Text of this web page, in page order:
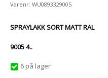
Varenr: WU0893329005
SPRAYLAKK SORT MATT RAL
9005 4..
6 på lager